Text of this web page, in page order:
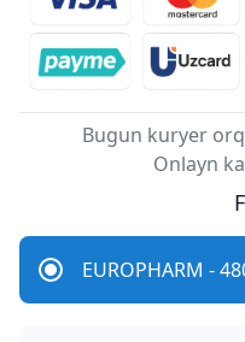
Bugun kuryer
Onlayn
EUROPHARM -